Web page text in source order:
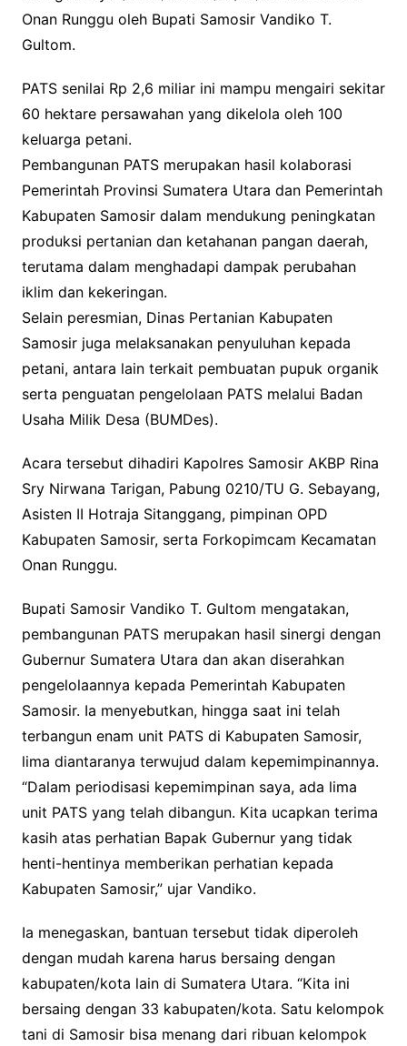
Onan Runggu oleh Bupati Samosir Vandiko T.
Gultom.
PATS senilai Rp 2,6 miliar ini mampu mengairi sekitar
60 hektare persawahan yang dikelola oleh 100
keluarga petani.
Pembangunan PATS merupakan hasil kolaborasi
Pemerintah Provinsi Sumatera Utara dan Pemerintah
Kabupaten Samosir dalam mendukung peningkatan
produksi pertanian dan ketahanan pangan daerah,
terutama dalam menghadapi dampak perubahan
iklim dan kekeringan.
Selain peresmian, Dinas Pertanian Kabupaten
Samosir juga melaksanakan penyuluhan kepada
petani, antara lain terkait pembuatan pupuk organik
serta penguatan pengelolaan PATS melalui Badan
Usaha Milik Desa (BUMDes).
Acara tersebut dihadiri Kapolres Samosir AKBP Rina
Sry Nirwana Tarigan, Pabung 0210/TU G. Sebayang,
Asisten II Hotraja Sitanggang, pimpinan OPD
Kabupaten Samosir, serta Forkopimcam Kecamatan
Onan Runggu.
Bupati Samosir Vandiko T. Gultom mengatakan,
pembangunan PATS merupakan hasil sinergi dengan
Gubernur Sumatera Utara dan akan diserahkan
pengelolaannya kepada Pemerintah Kabupaten
Samosir. Ia menyebutkan, hingga saat ini telah
terbangun enam unit PATS di Kabupaten Samosir,
lima diantaranya terwujud dalam kepemimpinannya.
“Dalam periodisasi kepemimpinan saya, ada lima
unit PATS yang telah dibangun. Kita ucapkan terima
kasih atas perhatian Bapak Gubernur yang tidak
henti-hentinya memberikan perhatian kepada
Kabupaten Samosir,” ujar Vandiko.
Ia menegaskan, bantuan tersebut tidak diperoleh
dengan mudah karena harus bersaing dengan
kabupaten/kota lain di Sumatera Utara. “Kita ini
bersaing dengan 33 kabupaten/kota. Satu kelompok
tani di Samosir bisa menang dari ribuan kelompok